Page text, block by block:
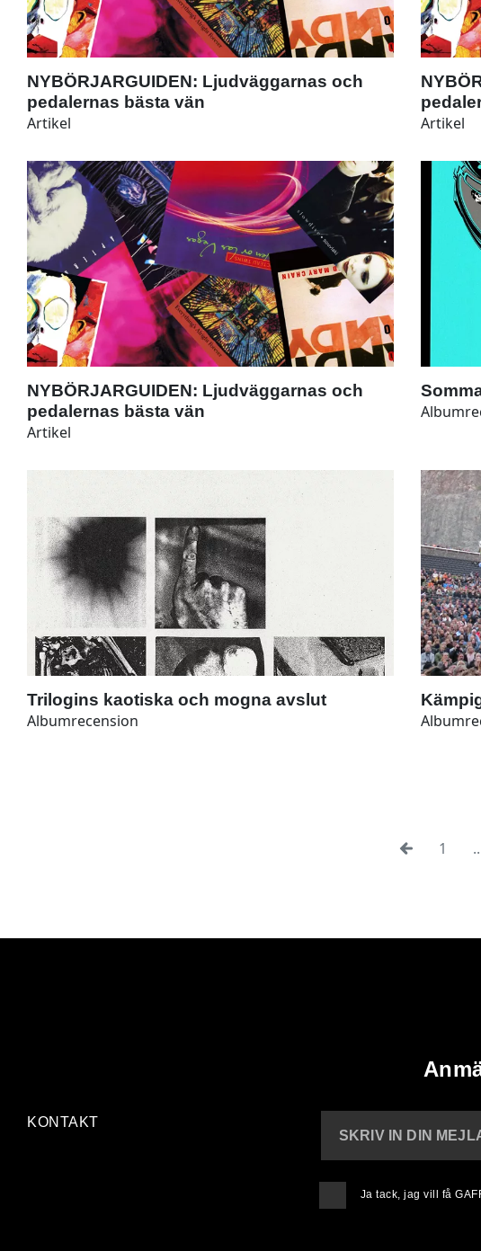
NYBÖRJARGUIDEN: Ljudväggarnas och
pedalernas bästa vän
Artikel Artikel
NYBÖRJARGUIDEN: Ljudväggarnas och
pedalernas bästa vän
Artikel
Trilogins kaotiska och mogna avslut
Albumrecension
1
KONTAKT
SKRIV IN DIN
Ja tack, jag vill få